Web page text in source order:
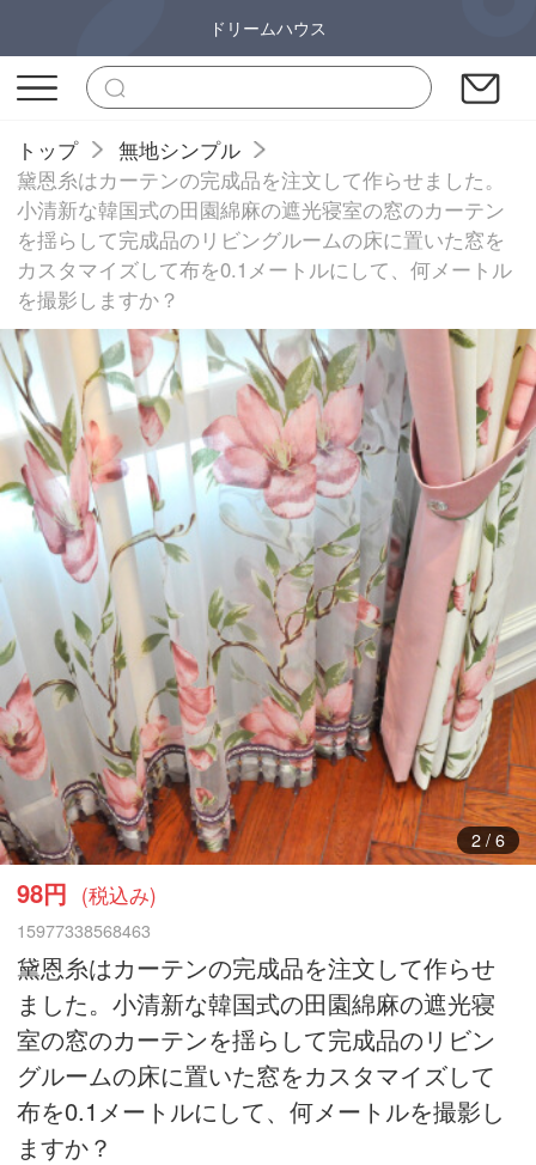
ドリームハウス
トップ
無地シンプル
黛恩糸はカーテンの完成品を注文して作らせました。
小清新な韓国式の田園綿麻の遮光寝室の窓のカーテン
を揺らして完成品のリビングルームの床に置いた窓を
カスタマイズして布を0.1メートルにして、何メートル
を撮影しますか？
3/ 6
98円 (税込み)
15977338568463
黛恩糸はカーテンの完成品を注文して作らせ
ました。小清新な韓国式の田園綿麻の遮光寝
室の窓のカーテンを揺らして完成品のリビン
グルームの床に置いた窓をカスタマイズして
布を0.1メートルにして、何メートルを撮影し
ますか？